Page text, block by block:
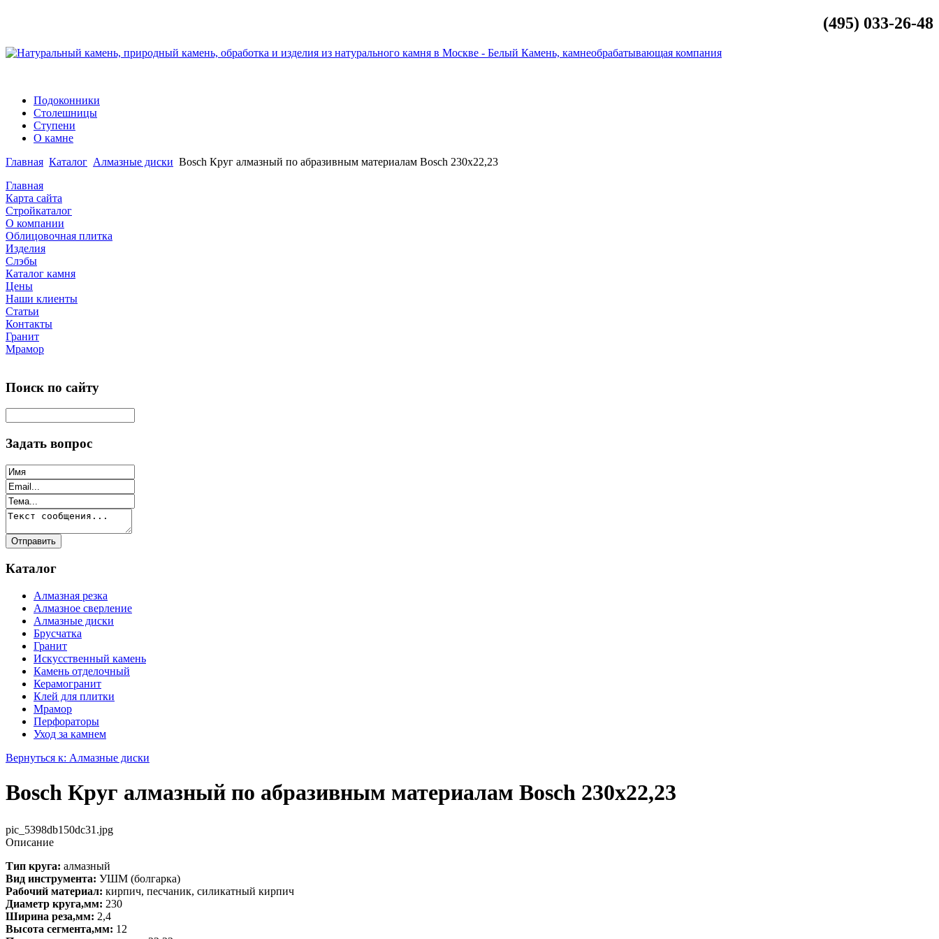
(495) 033-26-48
Подоконники
Столешницы
Ступени
О камне
Главная Каталог Алмазные диски Bosch Круг алмазный по абразивным материалам Bosch 230х22,23
Главная
Карта сайта
Стройкаталог
О компании
Облицовочная плитка
Изделия
Слэбы
Каталог камня
Цены
Наши клиенты
Статьи
Контакты
Гранит
Мрамор
Поиск по сайту
Задать вопрос
Каталог
Алмазная резка
Алмазное сверление
Алмазные диски
Брусчатка
Гранит
Искусственный камень
Камень отделочный
Керамогранит
Клей для плитки
Мрамор
Перфораторы
Уход за камнем
Вернуться к: Алмазные диски
Bosch Круг алмазный по абразивным материалам Bosch 230х22,23
pic_5398db150dc31.jpg
Описание
Тип круга: алмазный
Вид инструмента: УШМ (болгарка)
Рабочий материал: кирпич, песчаник, силикатный кирпич
Диаметр круга,мм: 230
Ширина реза,мм: 2,4
Высота сегмента,мм: 12